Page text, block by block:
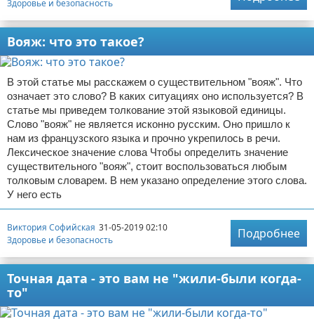
Здоровье и безопасность
Вояж: что это такое?
В этой статье мы расскажем о существительном "вояж". Что
означает это слово? В каких ситуациях оно используется? В
статье мы приведем толкование этой языковой единицы.
Слово "вояж" не является исконно русским. Оно пришло к
нам из французского языка и прочно укрепилось в речи.
Лексическое значение слова Чтобы определить значение
существительного "вояж", стоит воспользоваться любым
толковым словарем. В нем указано определение этого слова.
У него есть
Виктория Софийская 31-05-2019 02:10
Здоровье и безопасность
Подробнее
Точная дата - это вам не "жили-были когда-
то"